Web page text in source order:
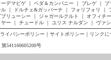
ーデマピゲ ｜ ベダ＆カンパニー ｜ ブレゲ ｜
ブ
ル ｜ ドルチェ&ガッバーナ ｜ フォリフォリ ｜
ブリューシー ｜ ジャガールクルト ｜
オフィチ
ー ｜ チュードル ｜ ユリス ナルダン ｜ ヴァ
イバシーポリシー ｜ サイトポリシー ｜ リンクに
541160605200号